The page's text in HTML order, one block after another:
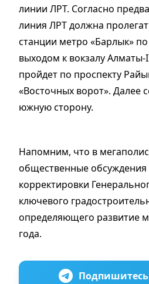
линии ЛРТ. Согласно
линия ЛРТ должна
станции метро «Барлык»
выходом к вокзалу
пройдет по проспекту
«Восточных ворот». Далее
южную сторону.
Напомним, что в
общественные обсуждения
корректировки
ключевого
определяющего развитие
года.
Подпишитесь